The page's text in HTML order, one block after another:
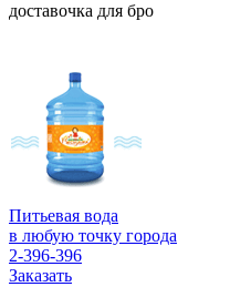
доставочка для бро
Питьевая вода
в любую точку города
2-396-396
Заказать